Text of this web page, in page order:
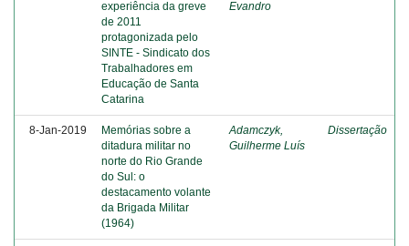
experiência da greve
de 2011
protagonizada pelo
SINTE - Sindicato dos
Trabalhadores em
Educação de Santa
Catarina
Evandro
8-Jan-2019
Memórias sobre a
ditadura militar no
norte do Rio Grande
do Sul: o
destacamento volante
da Brigada Militar
(1964)
Adamczyk,
Guilherme Luís
Dissertação